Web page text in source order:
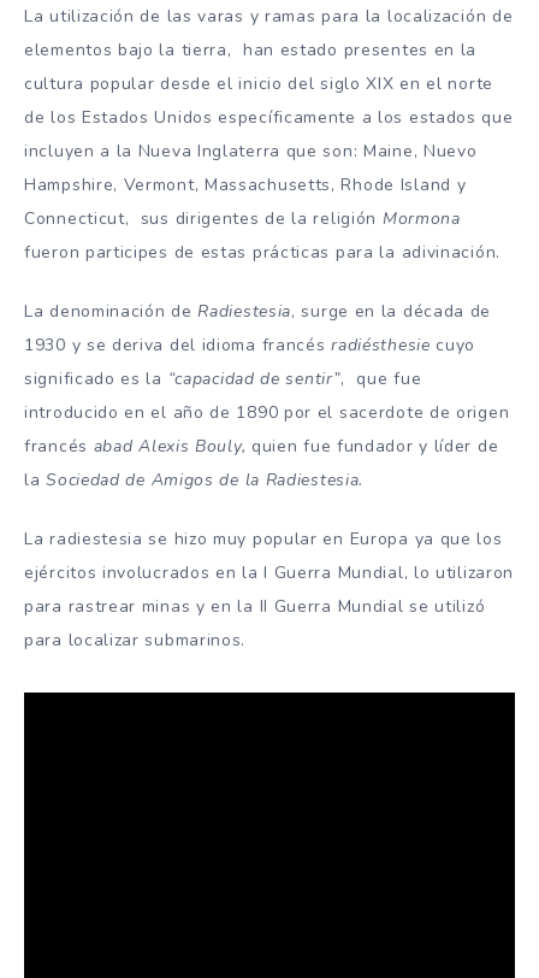
La utilización de las varas y ramas para la localización de
elementos bajo la tierra, han estado presentes en la
cultura popular desde el inicio del siglo XIX en el norte
de los Estados Unidos específicamente a los estados que
incluyen a la Nueva Inglaterra que son: Maine, Nuevo
Hampshire, Vermont, Massachusetts, Rhode Island y
Connecticut, sus dirigentes de la religión Mormona
fueron participes de estas prácticas para la adivinación.
La denominación deRadiestesia, surge en la década de
1930 y se deriva del idioma francésradiésthesie cuyo
significado es la “capacidad de sentir”, que fue
introducido en el año de 1890 por el sacerdote de origen
francés abad Alexis Bouly, quien fue fundador y líder de
la Sociedad de Amigos de la Radiestesia.
La radiestesia se hizo muy popular en Europa ya que los
ejércitos involucrados en la I Guerra Mundial, lo utilizaron
para rastrear minas y en la II Guerra Mundial se utilizó
para localizar submarinos.